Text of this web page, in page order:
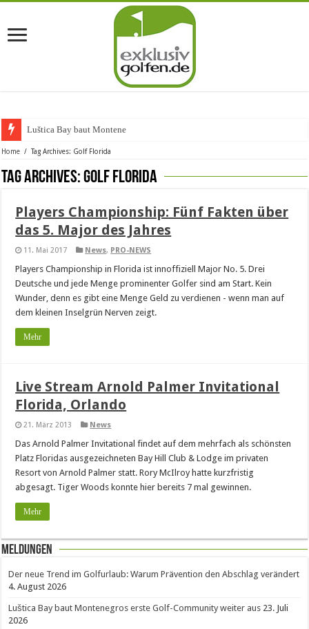
Luštica Bay baut Montenegro
Home / Tag Archives: Golf Florida
Tag Archives:Golf Florida
Players Championship: Fünf Fakten über
das 5. Major des Jahres
11. Mai 2017 News, PRO-NEWS
Players Championship in Florida ist innoffiziell Major No. 5. Drei
Deutsche und jede Menge prominenter Golfer sind am Start. Kein
Wunder, denn es gibt eine Menge Geld zu verdienen - wenn man auf
dem kleinen Inselgrün Nerven zeigt.
Mehr
Live Stream Arnold Palmer Invitational
Florida, Orlando
21. März 2013 News
Das Arnold Palmer Invitational findet auf dem mehrfach als schönsten
Platz Floridas ausgezeichneten Bay Hill Club & Lodge im privaten
Resort von Arnold Palmer statt. Rory McIlroy hatte kurzfristig
abgesagt. Tiger Woods konnte hier bereits 7 mal gewinnen.
Mehr
Meldungen
Der neue Trend im Golfurlaub: Warum Prävention den Abschlag verändert
4. August 2026
Luštica Bay baut Montenegros erste Golf-Community weiter aus 23. Juli
2026